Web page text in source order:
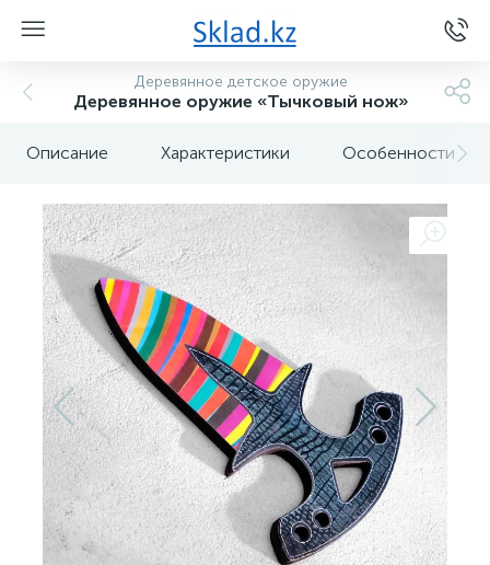
Деревянное детское оружие
Деревянное оружие «Тычковый нож»
Описание Характеристики Особенности